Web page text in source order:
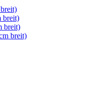
breit)
breit)
breit)